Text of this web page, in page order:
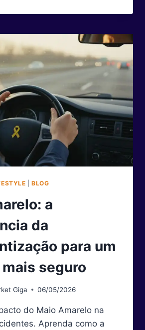
|BLOG
a
da
para um
seguro
Giga 06/05/2026
do Maio Amarelo na
Aprenda como a